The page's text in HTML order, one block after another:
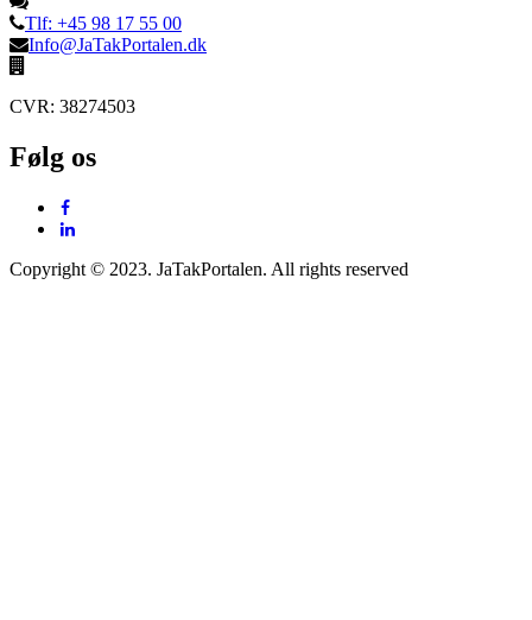
Tlf: +45 98 17 55 00
Info@JaTakPortalen.dk
CVR: 38274503
Følg os
Copyright © 2023. JaTakPortalen. All rights reserved